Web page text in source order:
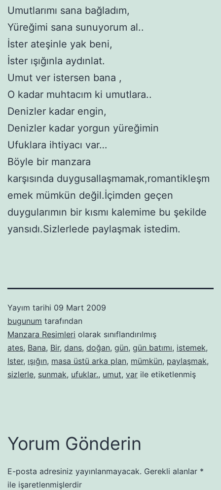
Umutlarımı sana bağladım,
Yüreğimi sana sunuyorum al..
İster ateşinle yak beni,
İster ışığınla aydınlat.
Umut ver istersen bana ,
O kadar muhtacım ki umutlara..
Denizler kadar engin,
Denizler kadar yorgun yüreğimin
Ufuklara ihtiyacı var…
Böyle bir manzara
karşısında duygusallaşmamak,romantikleşm
emek mümkün değil.İçimden geçen
duygularımın bir kısmı kalemime bu şekilde
yansıdı.Sizlerlede paylaşmak istedim.
Yayım tarihi 09 Mart 2009
bugunum tarafından
Manzara Resimleri olarak sınıflandırılmış
ates, Bana, Bir, dans, doğan, gün, gün batımı, istemek,
Ister, ışığın, masa üstü arka plan, mümkün, paylaşmak,
sizlerle, sunmak, ufuklar., umut, var ile etiketlenmiş
Yorum Gönderin
E-posta adresiniz yayınlanmayacak. Gerekli alanlar *
ile işaretlenmişlerdir